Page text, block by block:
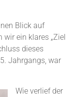
Blick auf
wir ein klares „Ziel
dieses
Jahrgangs, war
Wie verlief der